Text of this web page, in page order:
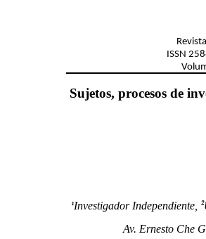
ISSN
Sujetos, procesos de
¹Investigador Independiente, ²
Av. Ernesto Che